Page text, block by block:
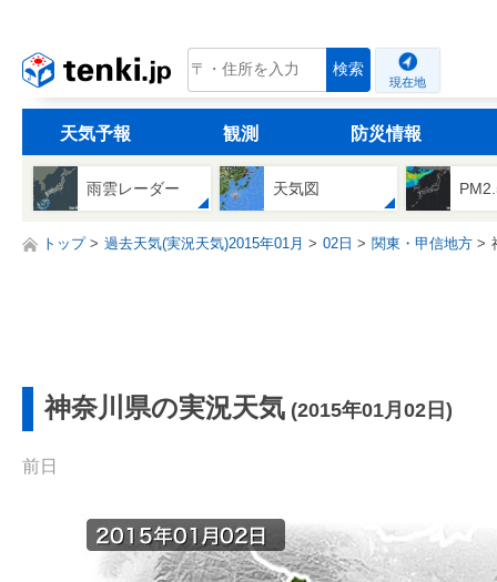
tenki.jp 検索
現在地
天気予報 観測 防災情報
雨雲レーダー 天気図
トップ 過去天気(実況天気)2015年01月 02日 関東・甲信地方
神奈川県の実況天気 (2015年01月02日)
前日